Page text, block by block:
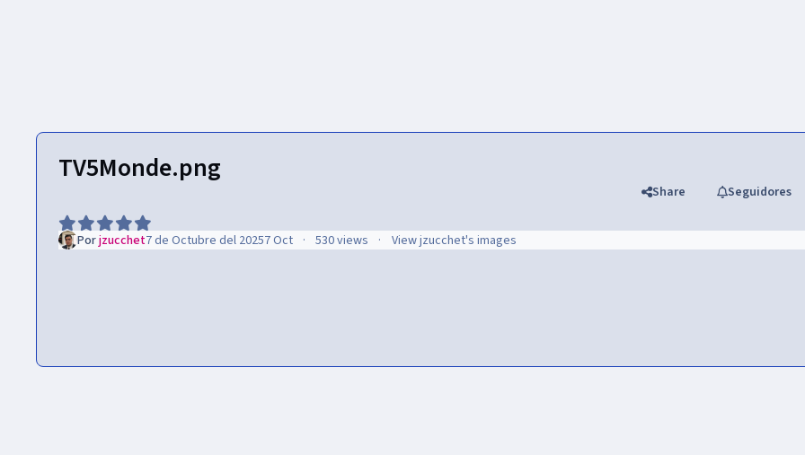
TV5Monde.png
Share Seguidores
Porjzucchet7 de Octubre del 20257 Oct 530 views View jzucchet's images